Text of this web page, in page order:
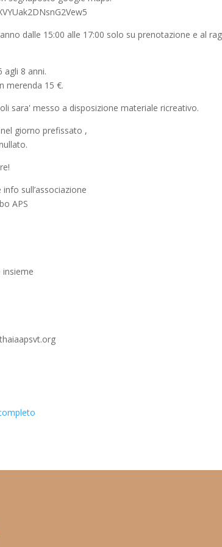
dalle 15:00 alle 17:00 solo su prenotazione e al
agli 8 anni.
merenda 15 €.
sara' messo a disposizione materiale ricreativo.
giorno prefissato ,
sull’associazione
APS